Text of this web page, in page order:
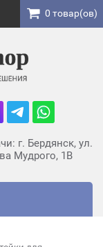
г. Бердянск, ул.
Мудрого, 1В
0 товар(ов)